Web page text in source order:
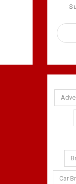
Car